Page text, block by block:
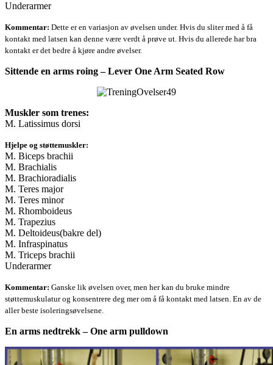
Underarmer
Kommentar: Dette er en variasjon av øvelsen under. Hvis du sliter med å få
kontakt med latsen kan denne være verdt å prøve ut. Hvis du allerede har bra
kontakt er det bedre å kjøre andre øvelser.
Sittende en arms roing – Lever One Arm Seated Row
Muskler som trenes:
M. Latissimus dorsi
Hjelpe og støttemuskler:
M. Biceps brachii
M. Brachialis
M. Brachioradialis
M. Teres major
M. Teres minor
M. Rhomboideus
M. Trapezius
M. Deltoideus(bakre del)
M. Infraspinatus
M. Triceps brachii
Underarmer
Kommentar: Ganske lik øvelsen over, men her kan du bruke mindre
støttemuskulatur og konsentrere deg mer om å få kontakt med latsen. En av de
aller beste isoleringsøvelsene.
En arms nedtrekk – One arm pulldown